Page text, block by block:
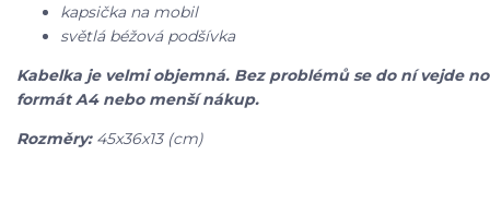
kapsička na mobil
světlá béžová podšívka
Kabelka je velmi objemná. Bez problémů se do ní vejde
formát A4 nebo menší nákup.
Rozměry: 45x36x13 (cm)